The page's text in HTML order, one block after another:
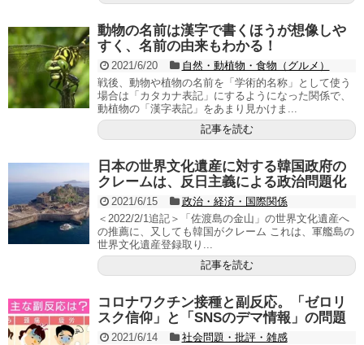
動物の名前は漢字で書くほうが想像しや
すく、名前の由来もわかる！
2021/6/20
自然・動植物・食物（グルメ）
戦後、動物や植物の名前を「学術的名称」として使う
場合は「カタカナ表記」にするようになった関係で、
動植物の「漢字表記」をあまり見かけま...
記事を読む
日本の世界文化遺産に対する韓国政府の
クレームは、反日主義による政治問題化
2021/6/15
政治・経済・国際関係
＜2022/2/1追記＞「佐渡島の金山」の世界文化遺産へ
の推薦に、又しても韓国がクレーム これは、軍艦島の
世界文化遺産登録取り...
記事を読む
コロナワクチン接種と副反応。「ゼロリ
スク信仰」と「SNSのデマ情報」の問題
2021/6/14 社会問題・批評・雑感